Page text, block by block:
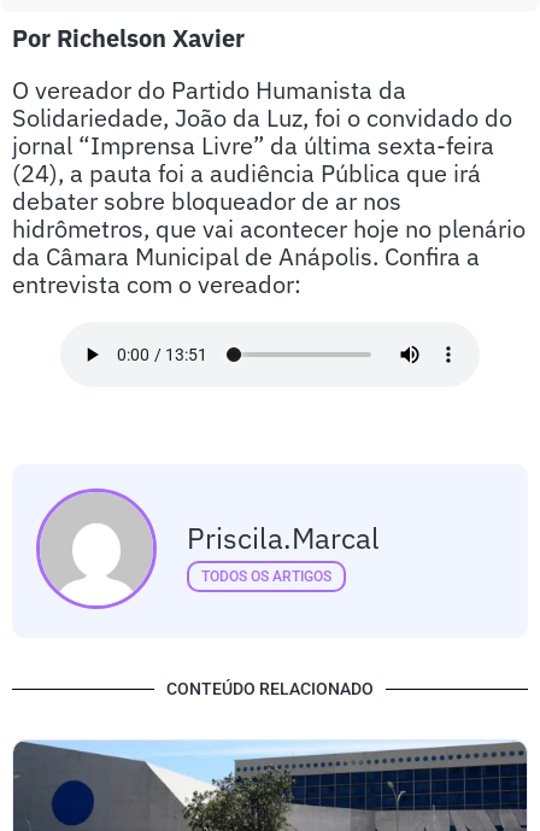
Por Richelson Xavier
O vereador do Partido Humanista da
Solidariedade, João da Luz, foi o convidado do
jornal “Imprensa Livre” da última sexta-feira
(24), a pauta foi a audiência Pública que irá
debater sobre bloqueador de ar nos
hidrômetros, que vai acontecer hoje no plenário
da Câmara Municipal de Anápolis. Confira a
entrevista com o vereador:
Priscila.marcal
TODOS OS ARTIGOS
CONTEÚDO RELACIONADO